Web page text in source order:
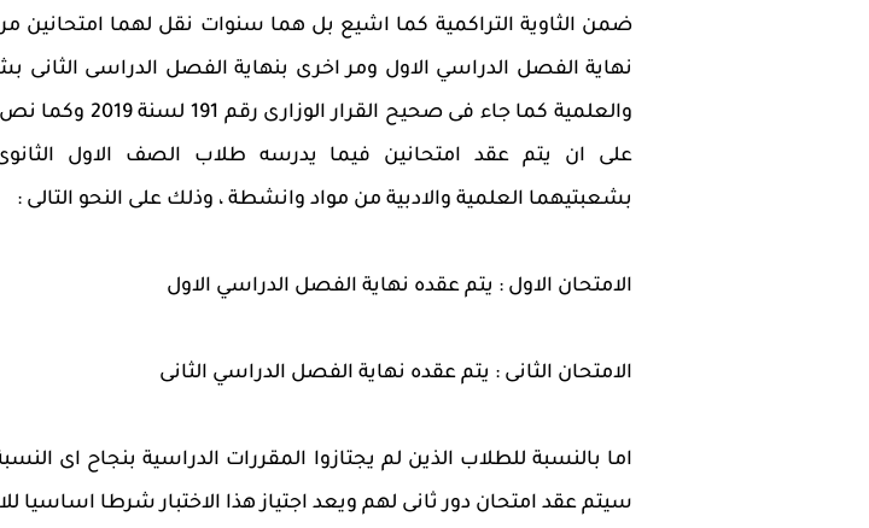
ضمن الثاوية التراكمية كما اشيع بل هما سنوات نقل لهما امتحانين
نهاية الفصل الدراسي الاول ومر اخرى بنهاية الفصل الدراسى الثانى
على ان يتم عقد امتحانين فيما يدرسه طلاب الصف الاول الثانوى
بشعبتيهما العلمية والادبية من مواد وانشطة ، وذلك على النحو التالى :
الامتحان الاول : يتم عقده نهاية الفصل الدراسي الاول
الامتحان الثانى : يتم عقده نهاية الفصل الدراسي الثانى
اما بالنسبة للطلاب الذين لم يجتازوا المقررات الدراسية بنجاح اى
سيتم عقد امتحان دور ثانى لهم ويعد اجتياز هذا الاختبار شرطا اساسيا